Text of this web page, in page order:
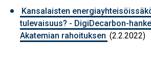
Kansalaisten
tulevaisuus? - DigiDecarbon-
Akatemian rahoituksen (2.2.2022)